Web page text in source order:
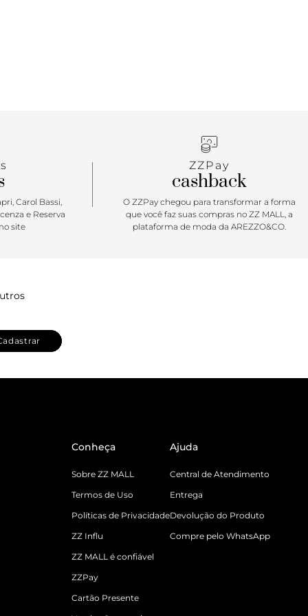
Carol Bassi,
e Reserva
site
ZZPay
cashback
O ZZPay chegou para transformar a forma
que você faz suas compras no ZZ MALL, a
plataforma de moda da AREZZO&CO.
Conheça
Sobre ZZ MALL
Termos de Uso
Políticas de Privacidade
ZZ Influ
ZZ MALL é confiável
ZZPay
Cartão Presente
Ajuda
Central de Atendimento
Entrega
Devolução do Produto
Compre pelo WhatsApp